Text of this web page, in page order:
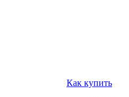
Как купить